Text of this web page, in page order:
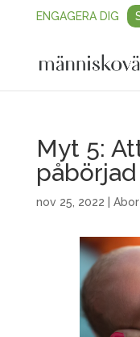
ENGAGERA DIG
Myt 5:
nov 25, 2022